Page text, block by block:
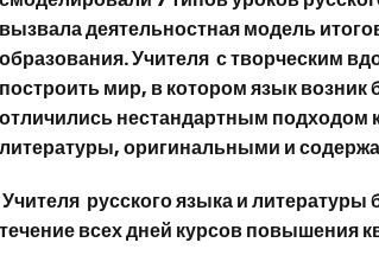
вызвала деятельностная модель
образования. Учителя с творческим
построить мир, в котором язык
отличились нестандартным подходом
литературы, оригинальными и
Учителя русского языка и
течение всех дней курсов повышения